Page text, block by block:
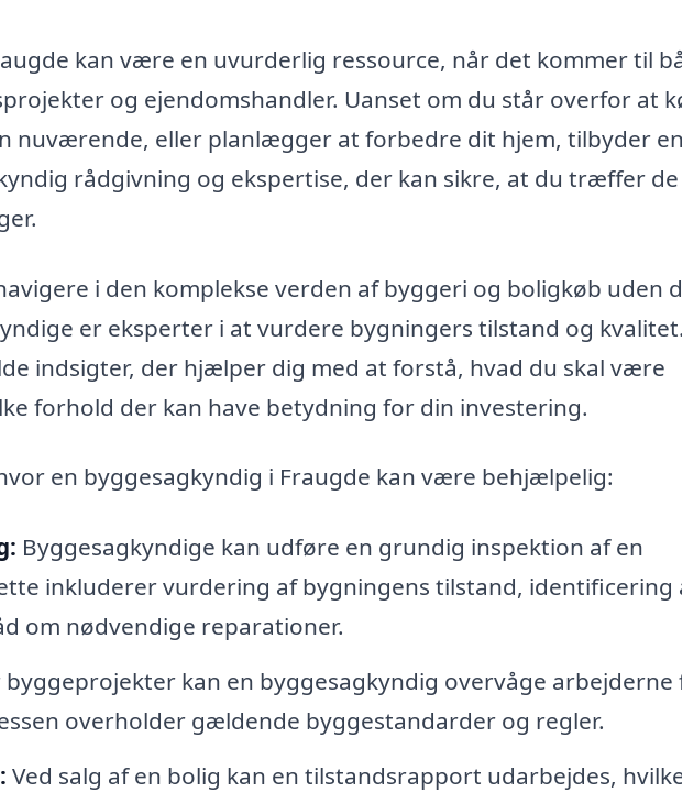
kan være en uvurderlig ressource, når det kommer til
og ejendomshandler. Uanset om du står overfor at
nuværende, eller planlægger at forbedre dit hjem, tilbyder en
rådgivning og ekspertise, der kan sikre, at du træffer de
i den komplekse verden af byggeri og boligkøb uden
er eksperter i at vurdere bygningers tilstand og
indsigter, der hjælper dig med at forstå, hvad du skal være
forhold der kan have betydning for din investering.
en byggesagkyndig i Fraugde kan være behjælpelig:
Byggesagkyndige kan udføre en grundig inspektion af en
inkluderer vurdering af bygningens tilstand, identificering
om nødvendige reparationer.
byggeprojekter kan en byggesagkyndig overvåge arbejderne
overholder gældende byggestandarder og regler.
Ved salg af en bolig kan en tilstandsrapport udarbejdes,